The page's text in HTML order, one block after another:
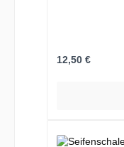
Regulärer Preis:
12,50 €